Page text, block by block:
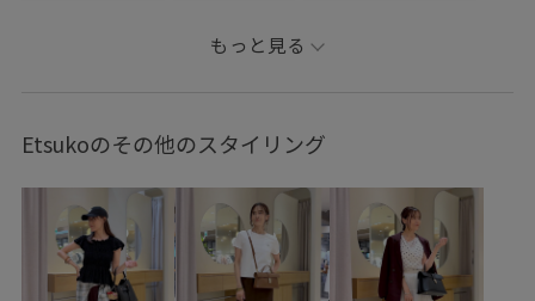
パンツ
ネックレス BVF34030
BVZ16180 0318PRESS対象商品 26officecasual
26SSceremony 2WAYで使える 3色展開
もっと見る
Etsukoのその他のスタイリング